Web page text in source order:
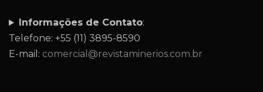
Informações de Contato:
Telefone: +55 (11) 3895-8590
E-mail: comercial@revistaminerios.com.br